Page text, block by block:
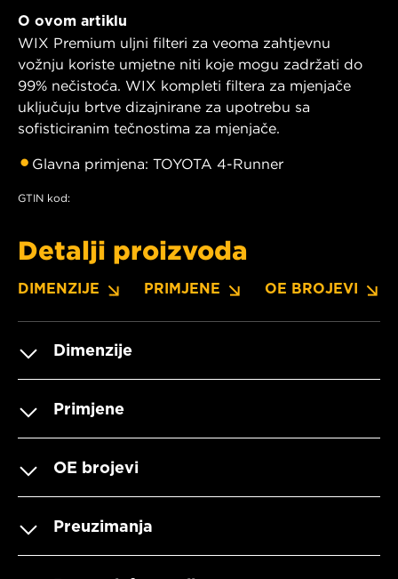
O ovom artiklu
WIX Premium uljni filteri za veoma zahtjevnu
vožnju koriste umjetne niti koje mogu zadržati do
99% nečistoća. WIX kompleti filtera za mjenjače
uključuju brtve dizajnirane za upotrebu sa
sofisticiranim tečnostima za mjenjače.
Glavna primjena: TOYOTA 4-Runner
GTIN kod:
Detalji proizvoda
DIMENZIJE PRIMJENE OE BROJEVI
Dimenzije
Primjene
OE brojevi
Preuzimanja